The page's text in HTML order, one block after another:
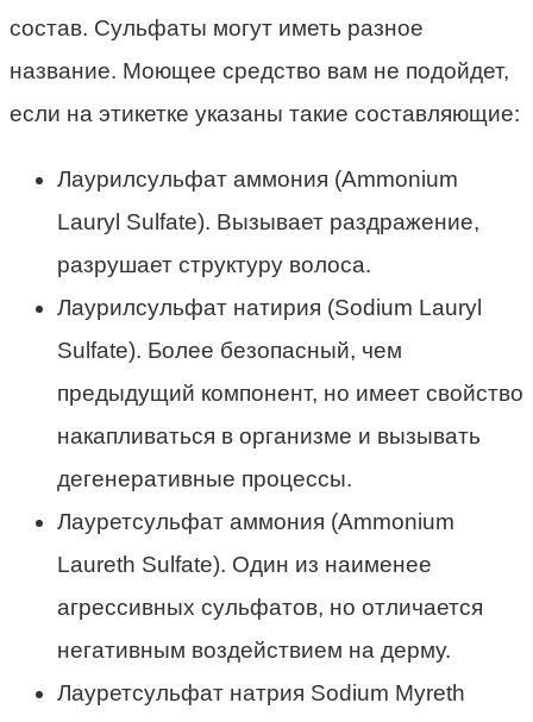
состав. Сульфаты могут иметь разное
название. Моющее средство вам не подойдет,
если на этикетке указаны такие составляющие:
Лаурилсульфат аммония (Ammonium
Lauryl Sulfate). Вызывает раздражение,
разрушает структуру волоса.
Лаурилсульфат натирия (Sodium Lauryl
Sulfate). Более безопасный, чем
предыдущий компонент, но имеет свойство
накапливаться в организме и вызывать
дегенеративные процессы.
Лауретсульфат аммония (Ammonium
Laureth Sulfate). Один из наименее
агрессивных сульфатов, но отличается
негативным воздействием на дерму.
Лауретсульфат натрия Sodium Myreth